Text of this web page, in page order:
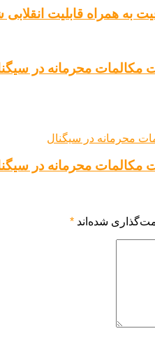
مکالمات محرمانه در
مکالمات محرمانه در
شده‌اند *